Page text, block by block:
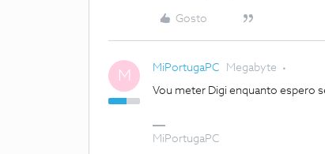
Gosto
M MiPortugaPC Megabyte
Vou meter Digi enquanto espero
MiPortugaPC